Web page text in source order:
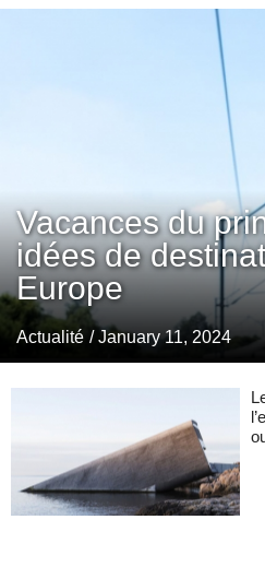
Vacances du
idées de
Europe
Actualité / January 11, 2024